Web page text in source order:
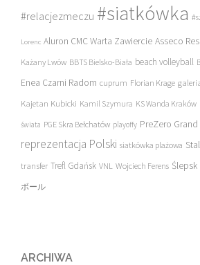
#relacjezmeczu #siatkówka
Lorenc Aluron CMC Warta Zawiercie Asseco
Każany Lwów BBTS Bielsko-Biała beach volleyball
Enea Czarni Radom cuprum Florian Krage
Kajetan Kubicki Kamil Szymura KS Wanda Kraków
świata PGE Skra Bełchatów playoffy PreZero Grand
reprezentacja Polski siatkówka plażowa
transfer Trefl Gdańsk VNL Wojciech Ferens Ślepsk
ボール
ARCHIWA